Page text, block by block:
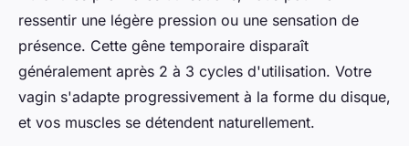
ressentir une légère pression ou une sensation de
présence. Cette gêne temporaire disparaît
généralement après 2 à 3 cycles d'utilisation. Votre
vagin s'adapte progressivement à la forme du disque,
et vos muscles se détendent naturellement.